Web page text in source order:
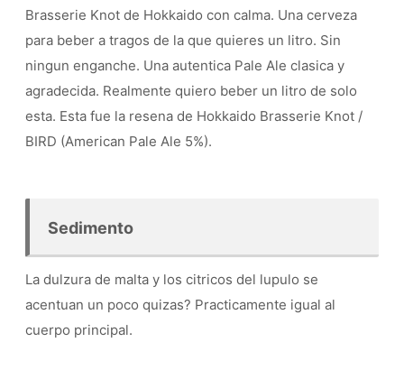
Brasserie Knot de Hokkaido con calma. Una cerveza
para beber a tragos de la que quieres un litro. Sin
ningun enganche. Una autentica Pale Ale clasica y
agradecida. Realmente quiero beber un litro de solo
esta. Esta fue la resena de Hokkaido Brasserie Knot /
BIRD (American Pale Ale 5%).
Sedimento
La dulzura de malta y los citricos del lupulo se
acentuan un poco quizas? Practicamente igual al
cuerpo principal.